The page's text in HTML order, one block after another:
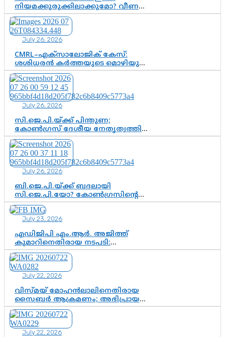
നിയമക്കുരുക്കിലാക്കുമോ? വീണ
വിജയൻ മാപ്പുസാക്ഷിയാകുമോ?
കർത്തയുടെ മൊഴി നിർണായക
വഴിത്തിരിവാകുമോ?
July 26, 2026
CMRL–എക്‌സാലോജിക് കേസ്:
ശശിധരൻ കർത്തയുടെ മൊഴിയുടെ
അടിസ്ഥാനത്തിൽ പിണറായി
വിജയനെ ചോദ്യം ചെയ്യുന്നതിൽ ഉടൻ
തീരുമാനം; വീണയ്‌ക്കെതിരെ
കൂടുതൽ തെളിവുകൾ പരിശോധിച്ച്
ഇഡി
July 26, 2026
സി.ജെ.പി.യ്ക്ക് പിന്തുണ;
കോൺഗ്രസ് ദേശീയ നേതൃത്വത്തിൽ
ആശങ്കയോ? പാർട്ടിക്കുള്ളിൽ
ഭിന്നാഭിപ്രായമെന്ന വിലയിരുത്തൽ
July 26, 2026
ബി.ജെ.പി.യ്ക്ക് ബദലായി
സി.ജെ.പി.യോ? കോൺഗ്രസിന്റെ
രാഷ്ട്രീയ ഇടം കൈവശപ്പെടുത്താൻ
സിജെപി ഉയർന്നുകഴിഞ്ഞോ?
ഇന്ത്യൻ രാഷ്ട്രീയത്തിലെ പുതിയ
വഴിത്തിരിവ്
July 23, 2026
എഡിജിപി എം.ആർ. അജിത്ത്
കുമാറിനെതിരായ നടപടി:
സസ്പെൻഷനിൽ ഒതുങ്ങുമോ,
അതോ കൂടുതൽ കടുത്ത
നടപടികളിലേക്കോ?
July 22, 2026
വിസ്മയ് മോഹൻലാലിനെതിരായ
സൈബർ ആക്രമണം; അഭിപ്രായ
സ്വാതന്ത്ര്യത്തെ നിശ്ശബ്ദമാക്കുന്ന
ഡിജിറ്റൽ ഗുണ്ടായിസത്തിന് അറുതി
വേണം
July 22, 2026